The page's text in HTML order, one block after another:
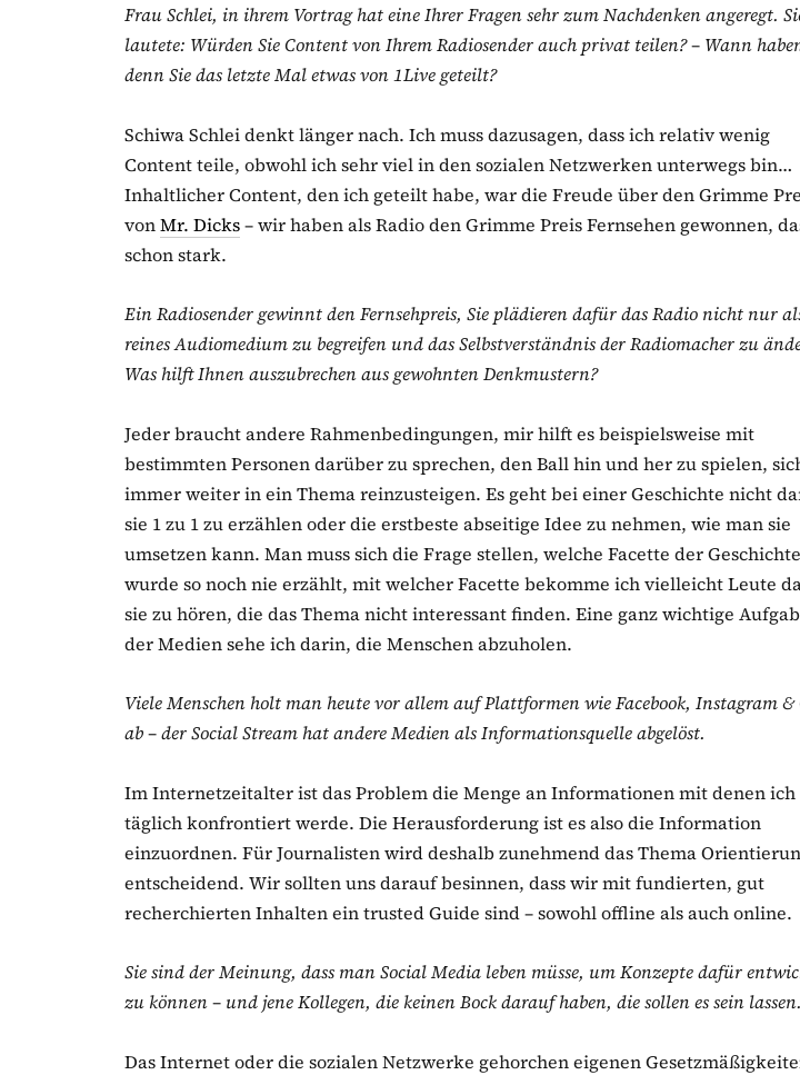
Frau Schlei, in ihrem Vortrag hat eine Ihrer Fragen sehr zum Nachdenken angeregt.
lautete: Würden Sie Content von Ihrem Radiosender auch privat teilen? – Wann
denn Sie das letzte Mal etwas von 1Live geteilt?
Schiwa Schlei denkt länger nach. Ich muss dazusagen, dass ich relativ wenig
Content teile, obwohl ich sehr viel in den sozialen Netzwerken unterwegs bin…
Inhaltlicher Content, den ich geteilt habe, war die Freude über den Grimme
vonMr. Dicks– wir haben als Radio den Grimme Preis Fernsehen gewonnen,
schon stark.
Ein Radiosender gewinnt den Fernsehpreis, Sie plädieren dafür das Radio nicht nur
reines Audiomedium zu begreifen und das Selbstverständnis der Radiomacher zu
Was hilft Ihnen auszubrechen aus gewohnten Denkmustern?
Jeder braucht andere Rahmenbedingungen, mir hilft es beispielsweise mit
bestimmten Personen darüber zu sprechen, den Ball hin und her zu spielen,
immer weiter in ein Thema reinzusteigen. Es geht bei einer Geschichte nicht
sie 1 zu 1 zu erzählen oder die erstbeste abseitige Idee zu nehmen, wie man sie
umsetzen kann. Man muss sich die Frage stellen, welche Facette der Geschichte
wurde so noch nie erzählt, mit welcher Facette bekomme ich vielleicht Leute
sie zu hören, die das Thema nicht interessant finden. Eine ganz wichtige
der Medien sehe ich darin, die Menschen abzuholen.
Viele Menschen holt man heute vor allem auf Plattformen wie Facebook, Instagram &
ab – der Social Stream hat andere Medien als Informationsquelle abgelöst.
Im Internetzeitalter ist das Problem die Menge an Informationen mit denen ich
täglich konfrontiert werde. Die Herausforderung ist es also die Information
einzuordnen. Für Journalisten wird deshalb zunehmend das Thema
entscheidend. Wir sollten uns darauf besinnen, dass wir mit fundierten, gut
recherchierten Inhalten ein trusted Guide sind – sowohl offline als auch online.
Sie sind der Meinung, dass man Social Media leben müsse, um Konzepte dafür
zu können – und jene Kollegen, die keinen Bock darauf haben, die sollen es sein lassen.
Das Internet oder die sozialen Netzwerke gehorchen eigenen